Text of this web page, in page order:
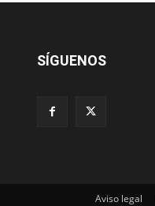
SÍGUENOS
Aviso legal